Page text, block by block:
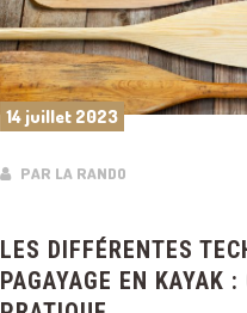
14 juillet 2023
PAR LA RANDO
LES DIFFÉRENTES
PAGAYAGE EN KAYAK :